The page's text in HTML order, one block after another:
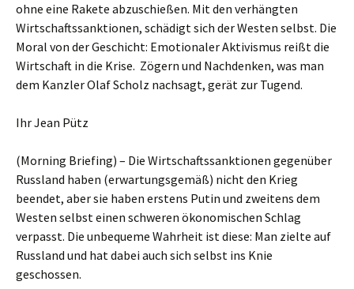
ohne eine Rakete abzuschießen. Mit den verhängten
Wirtschaftssanktionen, schädigt sich der Westen selbst. Die
Moral von der Geschicht: Emotionaler Aktivismus reißt die
Wirtschaft in die Krise. Zögern und Nachdenken, was man
dem Kanzler Olaf Scholz nachsagt, gerät zur Tugend.
Ihr Jean Pütz
(Morning Briefing) – Die Wirtschaftssanktionen gegenüber
Russland haben (erwartungsgemäß) nicht den Krieg
beendet, aber sie haben erstens Putin und zweitens dem
Westen selbst einen schweren ökonomischen Schlag
verpasst. Die unbequeme Wahrheit ist diese: Man zielte auf
Russland und hat dabei auch sich selbst ins Knie
geschossen.